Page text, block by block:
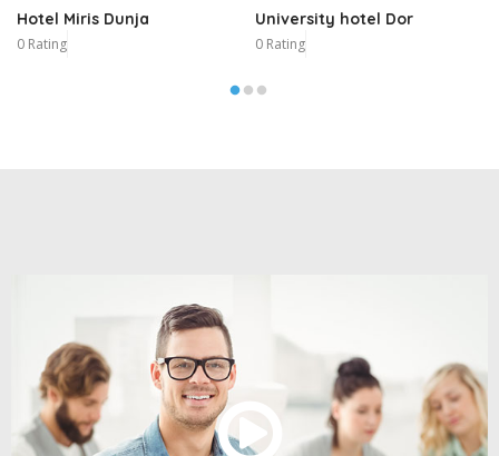
Hotel Miris Dunja
0 Rating
University hotel Dor
0 Rating